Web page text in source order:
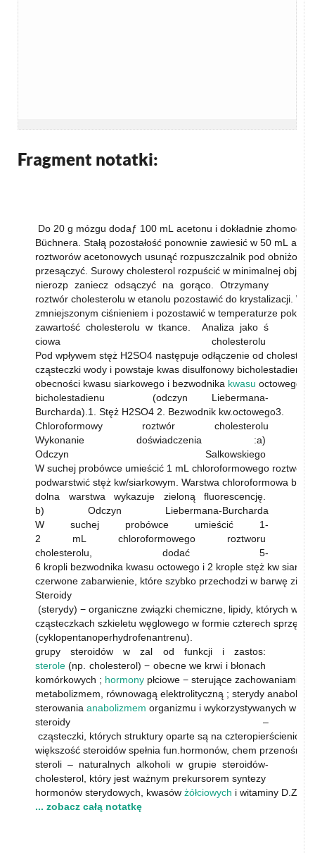
Fragment notatki:
Do 20 g mózgu dodaƒ 100 mL acetonu i dokładnie
Büchnera. Stałą pozostałość ponownie zawiesić w 50 mL
roztworów acetonowych usunąć rozpuszczalnik pod
przesączyć. Surowy cholesterol rozpuścić w minimalnej
nierozp zaniecz odsączyć na gorąco. Otrzymany
roztwór cholesterolu w etanolu pozostawić do krystalizacji.
zmniejszonym ciśnieniem i pozostawić w temperaturze
zawartość cholesterolu w tkance. Analiza jako ś
ciowa cholesterolu
Pod wpływem stęż H2SO4 następuje odłączenie od
cząsteczki wody i powstaje kwas disulfonowy bicholestadienu
obecności kwasu siarkowego i bezwodnika kwasu octowego
bicholestadienu (odczyn Liebermana-
Burcharda).1. Stęż H2SO4 2. Bezwodnik kw.octowego3.
Chloroformowy roztwór cholesterolu
Wykonanie doświadczenia :a)
Odczyn Salkowskiego
W suchej probówce umieścić 1 mL chloroformowego
podwarstwić stęż kw/siarkowym. Warstwa chloroformowa
dolna warstwa wykazuje zieloną fluorescencję.
b) Odczyn Liebermana-Burcharda
W suchej probówce umieścić 1-
2 mL chloroformowego roztworu
cholesterolu, dodać 5-
6 kropli bezwodnika kwasu octowego i 2 krople stęż kw
czerwone zabarwienie, które szybko przechodzi w barwę
Steroidy
(sterydy) − organiczne związki chemiczne, lipidy, których
cząsteczkach szkieletu węglowego w formie czterech
(cyklopentanoperhydrofenantrenu).
grupy steroidów w zal od funkcji i zastos:
sterole (np. cholesterol) − obecne we krwi i błonach
komórkowych ; hormony płciowe − sterujące zachowaniami
metabolizmem, równowagą elektrolityczną ; sterydy
sterowania anabolizmem organizmu i wykorzystywanych w
steroidy –
cząsteczki, których struktury oparte są na
większość steroidów spełnia fun.hormonów, chem
steroli – naturalnych alkoholi w grupie steroidów-
cholesterol, który jest ważnym prekursorem syntezy
hormonów sterydowych, kwasów żółciowych i witaminy D.Z
... zobacz całą notatkę